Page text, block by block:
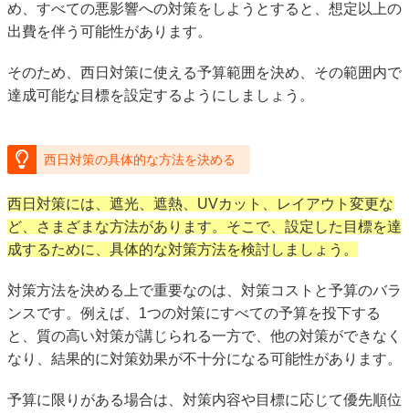
め、すべての悪影響への対策をしようとすると、想定以上の
出費を伴う可能性があります。
そのため、西日対策に使える予算範囲を決め、その範囲内で
達成可能な目標を設定するようにしましょう。
西日対策の具体的な方法を決める
西日対策には、遮光、遮熱、UVカット、レイアウト変更な
ど、さまざまな方法があります。そこで、設定した目標を達
成するために、具体的な対策方法を検討しましょう。
対策方法を決める上で重要なのは、対策コストと予算のバラ
ンスです。例えば、1つの対策にすべての予算を投下する
と、質の高い対策が講じられる一方で、他の対策ができなく
なり、結果的に対策効果が不十分になる可能性があります。
予算に限りがある場合は、対策内容や目標に応じて優先順位